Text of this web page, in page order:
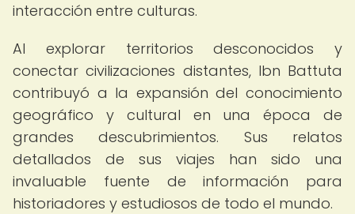
interacción entre culturas.
Al explorar territorios desconocidos y
conectar civilizaciones distantes, Ibn Battuta
contribuyó a la expansión del conocimiento
geográfico y cultural en una época de
grandes descubrimientos. Sus relatos
detallados de sus viajes han sido una
invaluable fuente de información para
historiadores y estudiosos de todo el mundo.